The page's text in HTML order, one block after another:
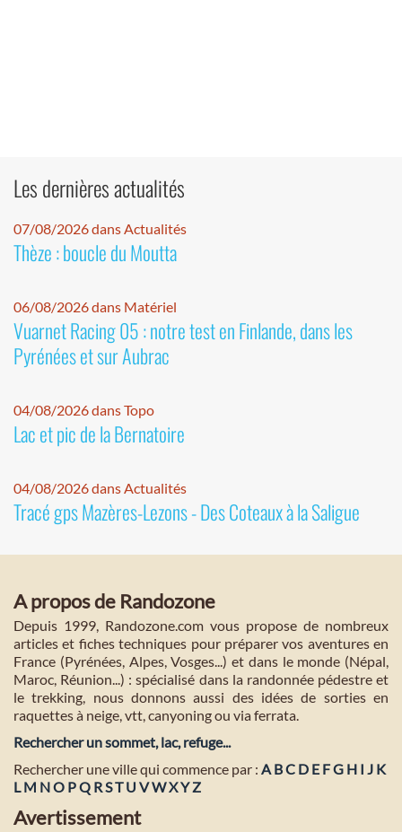
Les dernières actualités
07/08/2026 dans Actualités
Thèze : boucle du Moutta
06/08/2026 dans Matériel
Vuarnet Racing 05 : notre test en Finlande, dans les
Pyrénées et sur Aubrac
04/08/2026 dans Topo
Lac et pic de la Bernatoire
04/08/2026 dans Actualités
Tracé gps Mazères-Lezons - Des Coteaux à la Saligue
A propos de Randozone
Depuis 1999, Randozone.com vous propose de nombreux
articles et fiches techniques pour préparer vos aventures en
France (Pyrénées, Alpes, Vosges...) et dans le monde (Népal,
Maroc, Réunion...) : spécialisé dans la randonnée pédestre et
le trekking, nous donnons aussi des idées de sorties en
raquettes à neige, vtt, canyoning ou via ferrata.
Rechercher un sommet, lac, refuge...
Rechercher une ville qui commence par : A BC D E FG H I J K
L M NO PQ RST U VWXYZ
Avertissement